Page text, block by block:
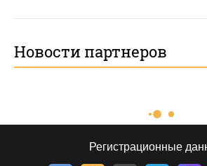
Новости партнеров
Регистрационные